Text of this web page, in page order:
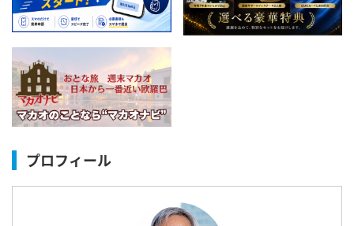
プロフィール